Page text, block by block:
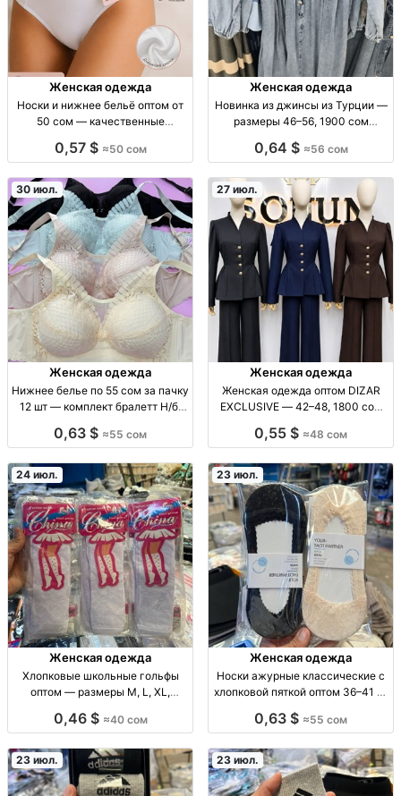
Женская одежда
Носки и нижнее бельё оптом от
50 сом — качественные
бельё опт, хлопок, от 50 сом,
0,57 $ ≈50 сом
Женская одежда
Новинка из джинсы из Турции —
размеры 46–56, 1900 сом
46–56, 1900 сом
0,64 $ ≈56 сом
30 июл.
Женская одежда
Нижнее белье по 55 сом за пачку
12 шт — комплект бралетт Н/б,
в пачке 12 шт; повседн. бельё;
0,63 $ ≈55 сом
27 июл.
Женская одежда
Женская одежда оптом DIZAR
EXCLUSIVE — 42–48, 1800 сом
цена 1800 KGS, партия/мод.
0,55 $ ≈48 сом
24 июл.
Женская одежда
Хлопковые школьные гольфы
оптом — размеры M, L, XL,
хлопок; опт; р-ры M/L/XL; фас. 12
износостойкие
0,46 $ ≈40 сом
23 июл.
Женская одежда
Носки ажурные классические с
хлопковой пяткой оптом 36–41 —
универс., ажурные, классика,
36-41, 10 пар/упак, опт
0,63 $ ≈55 сом
23 июл. 23 июл.